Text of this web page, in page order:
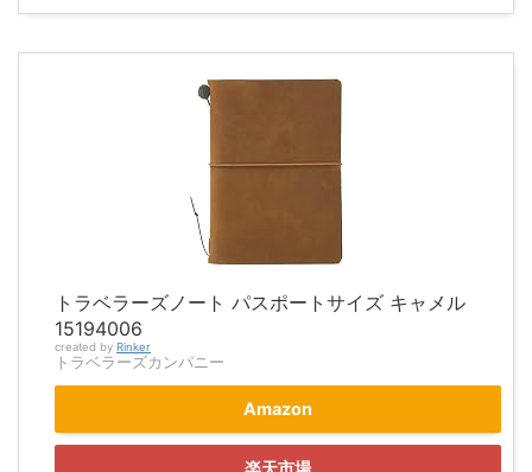
トラベラーズノート パスポートサイズ キャメル
15194006
created by Rinker
トラベラーズカンパニー
Amazon
楽天市場